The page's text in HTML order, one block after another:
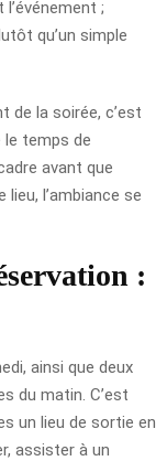
;
qu’un simple
de la soirée, c’est
le temps de
avant que
l’ambiance se
:
ainsi que deux
du matin. C’est
un lieu de sortie en
assister à un